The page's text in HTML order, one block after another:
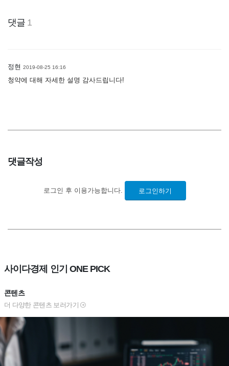
댓글 1
정현 2019-08-25 16:16
청약에 대해 자세한 설명 감사드립니다!
댓글작성
로그인 후 이용가능합니다. 로그인하기
사이다경제 인기 ONE PICK
콘텐츠
더 다양한 콘텐츠 보러가기